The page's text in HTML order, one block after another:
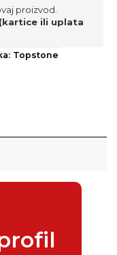
proizvod.
ili uplata
Topstone